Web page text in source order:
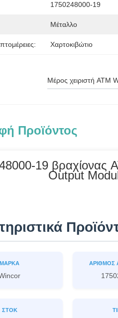
1750248000-19
Μέταλλο
Χαρτοκιβώτιο
Μέρος χειριστή ATM
Προϊόντος
19 βραχίονας
Output
ΜΆΡΚΑ ΑΡΙΘΜΌΣ
ΣΤΟΚ